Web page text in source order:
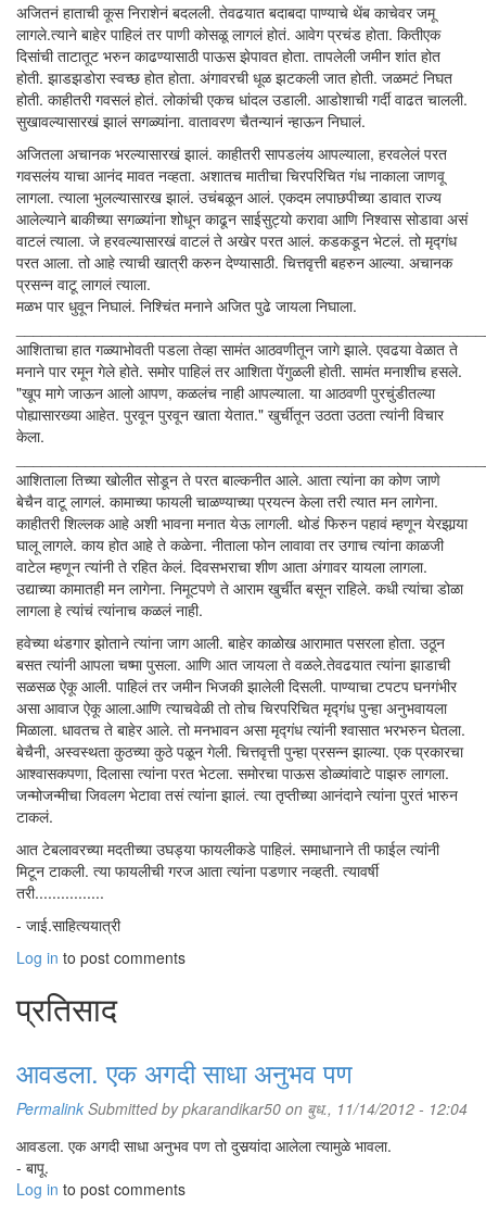
अजितनं हाताची कूस निराशेनं बदलली. तेवढयात बदाबदा पाण्याचे थेंब काचेवर जमू
लागले.त्याने बाहेर पाहिलं तर पाणी कोसळू लागलं होतं. आवेग प्रचंड होता. कितीएक
दिसांची ताटातूट भरुन काढण्यासाठी पाऊस झेपावत होता. तापलेली जमीन शांत होत
होती. झाडझडोरा स्वच्छ होत होता. अंगावरची धूळ झटकली जात होती. जळमटं निघत
होती. काहीतरी गवसलं होतं. लोकांची एकच धांदल उडाली. आडोशाची गर्दी वाढत चालली.
सुखावल्यासारखं झालं सगळ्यांना. वातावरण चैतन्यानं न्हाऊन निघालं.
अजितला अचानक भरल्यासारखं झालं. काहीतरी सापडलंय आपल्याला, हरवलेलं परत
गवसलंय याचा आनंद मावत नव्हता. अशातच मातीचा चिरपरिचित गंध नाकाला जाणवू
लागला. त्याला भुलल्यासारख झालं. उचंबळून आलं. एकदम लपाछपीच्या डावात राज्य
आलेल्याने बाकीच्या सगळ्यांना शोधून काढून साईसुट्यो करावा आणि निश्वास सोडावा असं
वाटलं त्याला. जे हरवल्यासारखं वाटलं ते अखेर परत आलं. कडकडून भेटलं. तो मृद्गंध
परत आला. तो आहे त्याची खात्री करुन देण्यासाठी. चित्तवृत्ती बहरुन आल्या. अचानक
प्रसन्न वाटू लागलं त्याला.
मळभ पार धुवून निघालं. निश्चिंत मनाने अजित पुढे जायला निघाला.
आशिताचा हात गळ्याभोवती पडला तेव्हा सामंत आठवणीतून जागे झाले. एवढया वेळात ते
मनाने पार रमून गेले होते. समोर पाहिलं तर आशिता पेंगुळली होती. सामंत मनाशीच हसले.
"खूप मागे जाऊन आलो आपण, कळलंच नाही आपल्याला. या आठवणी पुरचुंडीतल्या
पोह्यासारख्या आहेत. पुरवून पुरवून खाता येतात." खुर्चीतून उठता उठता त्यांनी विचार
केला.
आशिताला तिच्या खोलीत सोडून ते परत बाल्कनीत आले. आता त्यांना का कोण जाणे
बेचैन वाटू लागलं. कामाच्या फायली चाळण्याच्या प्रयत्न केला तरी त्यात मन लागेना.
काहीतरी शिल्लक आहे अशी भावना मनात येऊ लागली. थोडं फिरुन पहावं म्हणून येरझार्‍या
घालू लागले. काय होत आहे ते कळेना. नीताला फोन लावावा तर उगाच त्यांना काळजी
वाटेल म्हणून त्यांनी ते रहित केलं. दिवसभराचा शीण आता अंगावर यायला लागला.
उद्याच्या कामातही मन लागेना. निमूटपणे ते आराम खुर्चीत बसून राहिले. कधी त्यांचा डोळा
लागला हे त्यांचं त्यांनाच कळलं नाही.
हवेच्या थंडगार झोताने त्यांना जाग आली. बाहेर काळोख आरामात पसरला होता. उठून
बसत त्यांनी आपला चष्मा पुसला. आणि आत जायला ते वळले.तेवढयात त्यांना झाडाची
सळसळ ऐकू आली. पाहिलं तर जमीन भिजकी झालेली दिसली. पाण्याचा टपटप घनगंभीर
असा आवाज ऐकू आला.आणि त्याचवेळी तो तोच चिरपरिचित मृद्गंध पुन्हा अनुभवायला
मिळाला. धावतच ते बाहेर आले. तो मनभावन असा मृद्गंध त्यांनी श्वासात भरभरुन घेतला.
बेचैनी, अस्वस्थता कुठच्या कुठे पळून गेली. चित्तवृत्ती पुन्हा प्रसन्न झाल्या. एक प्रकारचा
आश्वासकपणा, दिलासा त्यांना परत भेटला. समोरचा पाऊस डोळ्यांवाटे पाझरु लागला.
जन्मोजन्मीचा जिवलग भेटावा तसं त्यांना झालं. त्या तृप्तीच्या आनंदाने त्यांना पुरतं भारुन
टाकलं.
आत टेबलावरच्या मदतीच्या उघड्या फायलीकडे पाहिलं. समाधानाने ती फाईल त्यांनी
मिटून टाकली. त्या फायलीची गरज आता त्यांना पडणार नव्हती. त्यावर्षी
तरी................
- जाई.साहित्ययात्री
Log in to post comments
प्रतिसाद
आवडला. एक अगदी साधा अनुभव पण
Permalink Submitted bypkarandikar50 on बुध., 11/14/2012 - 12:04
आवडला. एक अगदी साधा अनुभव पण तो दुसर्‍यांदा आलेला त्यामुळे भावला.
- बापू.
Log in to post comments